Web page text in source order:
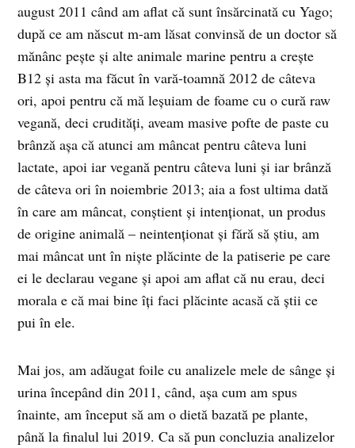
august 2011 când am aflat că sunt însărcinată cu Yago;
după ce am născut m-am lăsat convinsă de un doctor să
mănânc pește și alte animale marine pentru a crește
B12 și asta ma făcut în vară-toamnă 2012 de câteva
ori, apoi pentru că mă leșuiam de foame cu o cură raw
vegană, deci crudități, aveam masive pofte de paste cu
brânză așa că atunci am mâncat pentru câteva luni
lactate, apoi iar vegană pentru câteva luni și iar brânză
de câteva ori în noiembrie 2013; aia a fost ultima dată
în care am mâncat, conștient și intenționat, un produs
de origine animală – neintenționat și fără să știu, am
mai mâncat unt în niște plăcinte de la patiserie pe care
ei le declarau vegane și apoi am aflat că nu erau, deci
morala e că mai bine îți faci plăcinte acasă că știi ce
pui în ele.
Mai jos, am adăugat foile cu analizele mele de sânge și
urina începând din 2011, când, așa cum am spus
înainte, am început să am o dietă bazată pe plante,
până la finalul lui 2019. Ca să pun concluzia analizelor